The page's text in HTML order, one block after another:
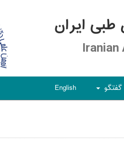
ایران
گفتگو English